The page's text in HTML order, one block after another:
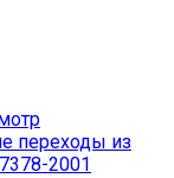
переходы из
2001